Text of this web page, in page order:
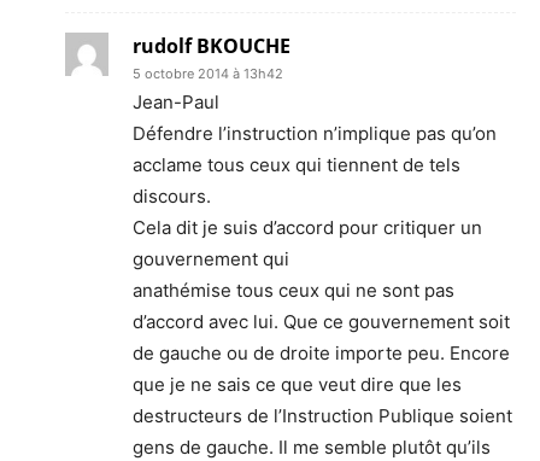
rudolf BKOUCHE
5 octobre 2014 à 13h42
Jean-Paul
Défendre l’instruction n’implique pas qu’on
acclame tous ceux qui tiennent de tels
discours.
Cela dit je suis d’accord pour critiquer un
gouvernement qui
anathémise tous ceux qui ne sont pas
d’accord avec lui. Que ce gouvernement soit
de gauche ou de droite importe peu. Encore
que je ne sais ce que veut dire que les
destructeurs de l’Instruction Publique soient
gens de gauche. Il me semble plutôt qu’ils